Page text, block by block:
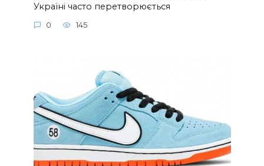
Україні часто перетворюється
0 145